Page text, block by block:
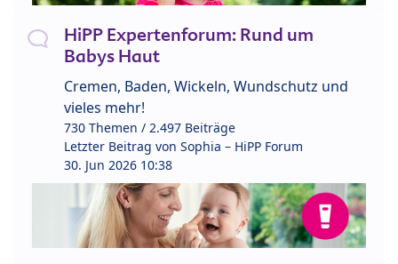
HiPP Expertenforum: Rund um
Babys Haut
Cremen, Baden, Wickeln, Wundschutz und
vieles mehr!
730 Themen / 2.497 Beiträge
Letzter Beitrag von Sophia – HiPP Forum
30. Jun 2026 10:38